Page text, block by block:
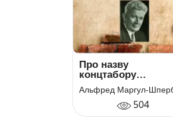
Про назву
концтабору
Бухенвальд
Альфред Маргул-
504